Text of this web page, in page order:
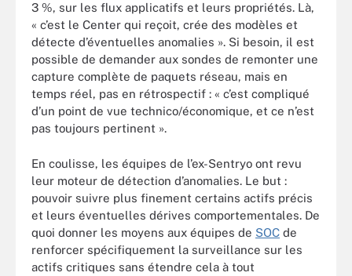
3 %, sur les flux applicatifs et leurs propriétés. Là,
« c’est le Center qui reçoit, crée des modèles et
détecte d’éventuelles anomalies ». Si besoin, il est
possible de demander aux sondes de remonter une
capture complète de paquets réseau, mais en
temps réel, pas en rétrospectif : « c’est compliqué
d’un point de vue technico/économique, et ce n’est
pas toujours pertinent ».
En coulisse, les équipes de l’ex-Sentryo ont revu
leur moteur de détection d’anomalies. Le but :
pouvoir suivre plus finement certains actifs précis
et leurs éventuelles dérives comportementales. De
quoi donner les moyens aux équipes de SOC de
renforcer spécifiquement la surveillance sur les
actifs critiques sans étendre cela à tout